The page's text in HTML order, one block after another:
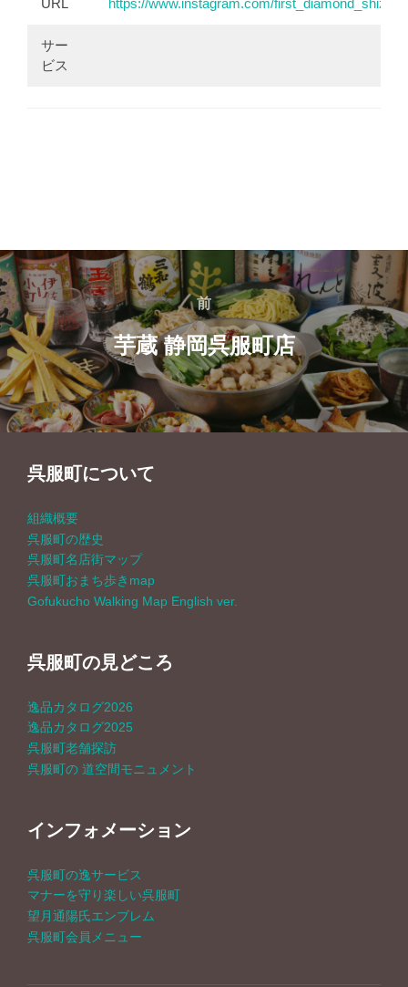
URL https://www.instagram.com/
サー
ビス
投
稿
ナ
ビ
前
前
芋蔵 静岡呉服町店
呉服町について
組織概要
呉服町の歴史
呉服町名店街マップ
呉服町おまち歩きmap
Gofukucho Walking Map English ver.
呉服町の見どころ
逸品カタログ2026
逸品カタログ2025
呉服町老舗探訪
呉服町の 道空間モニュメント
インフォメーション
呉服町の逸サービス
マナーを守り楽しい呉服町
望月通陽氏エンブレム
呉服町会員メニュー